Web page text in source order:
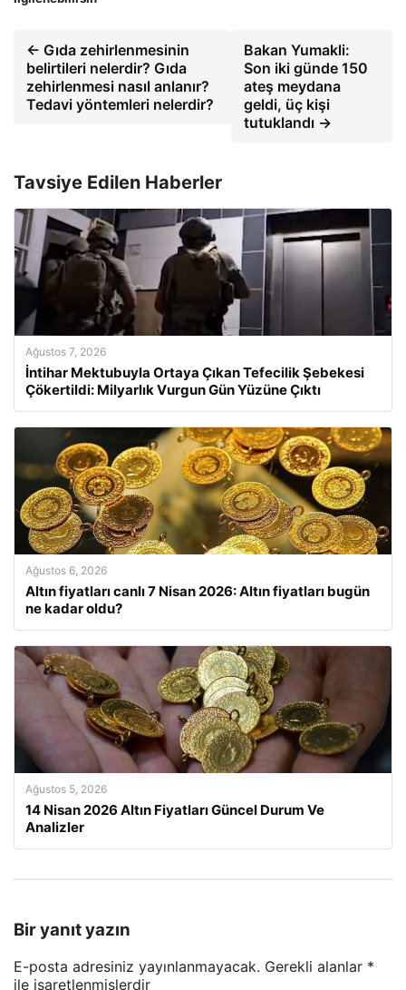
← Gıda zehirlenmesinin
belirtileri nelerdir? Gıda
zehirlenmesi nasıl anlanır?
Tedavi yöntemleri nelerdir?
Bakan Yumakli:
Son iki günde 150
ateş meydana
geldi, üç kişi
tutuklandı →
Tavsiye Edilen Haberler
Ağustos 7, 2026
İntihar Mektubuyla Ortaya Çıkan Tefecilik Şebekesi
Çökertildi: Milyarlık Vurgun Gün Yüzüne Çıktı
Ağustos 6, 2026
Altın fiyatları canlı 7 Nisan 2026: Altın fiyatları bugün
ne kadar oldu?
Ağustos 5, 2026
14 Nisan 2026 Altın Fiyatları Güncel Durum Ve
Analizler
Bir yanıt yazın
E-posta adresiniz yayınlanmayacak. Gerekli alanlar *
ile işaretlenmişlerdir